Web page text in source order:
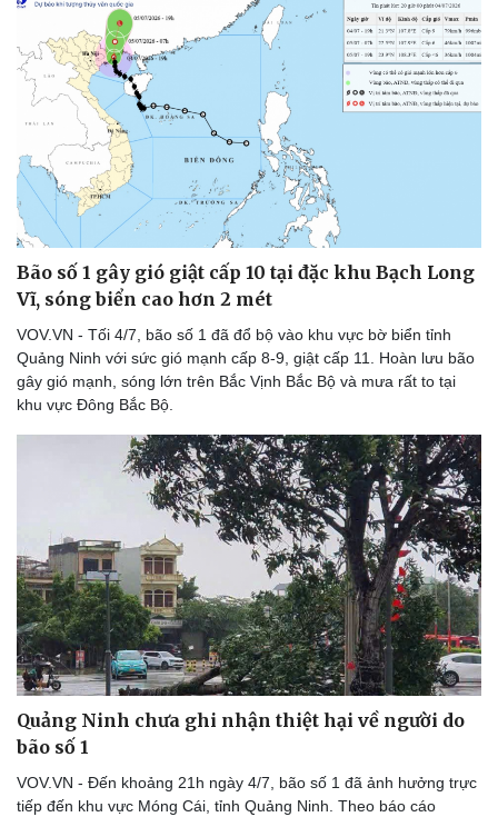
Doanh nghiệp
Thông tin doanh nghiệp
Doanh nghiệp 24h
Doanh nhân
Vì cộng đồng
Công nghệ
Sành điệu
Tin Công nghệ
Trải nghiệm
Chuyển đổi số
Bão số 1 gây gió giật cấp 10 tại đặc khu Bạch Long
Vĩ, sóng biển cao hơn 2 mét
VOV.VN - Tối 4/7, bão số 1 đã đổ bộ vào khu vực bờ biển tỉnh
Quảng Ninh với sức gió mạnh cấp 8-9, giật cấp 11. Hoàn lưu bão
gây gió mạnh, sóng lớn trên Bắc Vịnh Bắc Bộ và mưa rất to tại
khu vực Đông Bắc Bộ.
Quảng Ninh chưa ghi nhận thiệt hại về người do
bão số 1
VOV.VN - Đến khoảng 21h ngày 4/7, bão số 1 đã ảnh hưởng trực
tiếp đến khu vực Móng Cái, tỉnh Quảng Ninh. Theo báo cáo